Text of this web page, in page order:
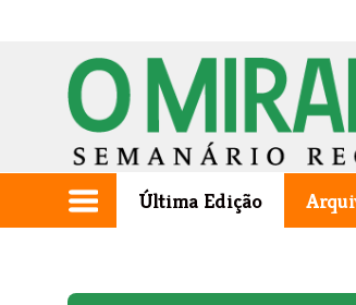
Última Edição